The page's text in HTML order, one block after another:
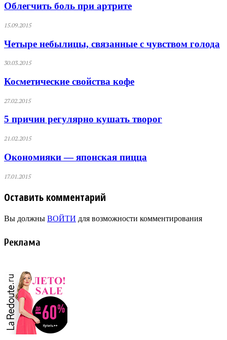
Облегчить боль при артрите
15.09.2015
Четыре небылицы, связанные с чувством голода
30.03.2015
Косметические свойства кофе
27.02.2015
5 причин регулярно кушать творог
21.02.2015
Окономияки — японская пицца
17.01.2015
Оставить комментарий
Вы должны ВОЙТИ для возможности комментирования
Реклама